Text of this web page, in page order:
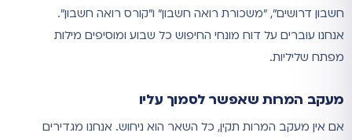
חשבון דרושים", "משכורת רואה חשבון" ו"קורס רואה חשבון".
אנחנו עוברים על דוח מונחי החיפוש כל שבוע ומוסיפים מילות
מפתח שליליות.
מעקב המרות שאפשר לסמוך עליו
אם אין מעקב המרות תקין, כל השאר הוא ניחוש. אנחנו מגדירים